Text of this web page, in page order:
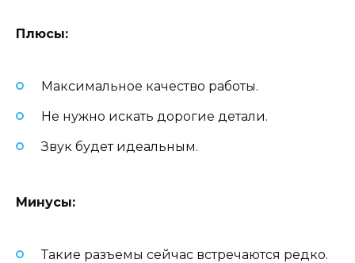
Плюсы:
Максимальное качество работы.
Не нужно искать дорогие детали.
Звук будет идеальным.
Минусы:
Такие разъемы сейчас встречаются редко.